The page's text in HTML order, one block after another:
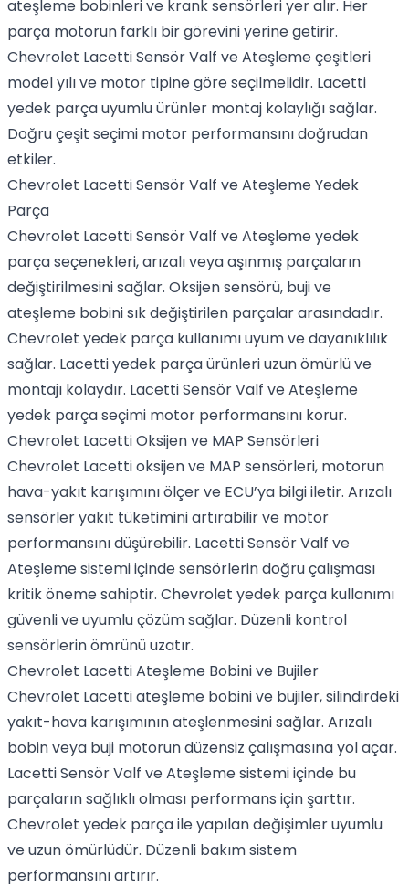
ateşleme bobinleri ve krank sensörleri yer alır. Her
parça motorun farklı bir görevini yerine getirir.
Chevrolet Lacetti Sensör Valf ve Ateşleme çeşitleri
model yılı ve motor tipine göre seçilmelidir. Lacetti
yedek parça uyumlu ürünler montaj kolaylığı sağlar.
Doğru çeşit seçimi motor performansını doğrudan
etkiler.
Chevrolet Lacetti Sensör Valf ve Ateşleme Yedek
Parça
Chevrolet Lacetti Sensör Valf ve Ateşleme yedek
parça seçenekleri, arızalı veya aşınmış parçaların
değiştirilmesini sağlar. Oksijen sensörü, buji ve
ateşleme bobini sık değiştirilen parçalar arasındadır.
Chevrolet yedek parça kullanımı uyum ve dayanıklılık
sağlar. Lacetti yedek parça ürünleri uzun ömürlü ve
montajı kolaydır. Lacetti Sensör Valf ve Ateşleme
yedek parça seçimi motor performansını korur.
Chevrolet Lacetti Oksijen ve MAP Sensörleri
Chevrolet Lacetti oksijen ve MAP sensörleri, motorun
hava-yakıt karışımını ölçer ve ECU’ya bilgi iletir. Arızalı
sensörler yakıt tüketimini artırabilir ve motor
performansını düşürebilir. Lacetti Sensör Valf ve
Ateşleme sistemi içinde sensörlerin doğru çalışması
kritik öneme sahiptir. Chevrolet yedek parça kullanımı
güvenli ve uyumlu çözüm sağlar. Düzenli kontrol
sensörlerin ömrünü uzatır.
Chevrolet Lacetti Ateşleme Bobini ve Bujiler
Chevrolet Lacetti ateşleme bobini ve bujiler, silindirdeki
yakıt-hava karışımının ateşlenmesini sağlar. Arızalı
bobin veya buji motorun düzensiz çalışmasına yol açar.
Lacetti Sensör Valf ve Ateşleme sistemi içinde bu
parçaların sağlıklı olması performans için şarttır.
Chevrolet yedek parça ile yapılan değişimler uyumlu
ve uzun ömürlüdür. Düzenli bakım sistem
performansını artırır.